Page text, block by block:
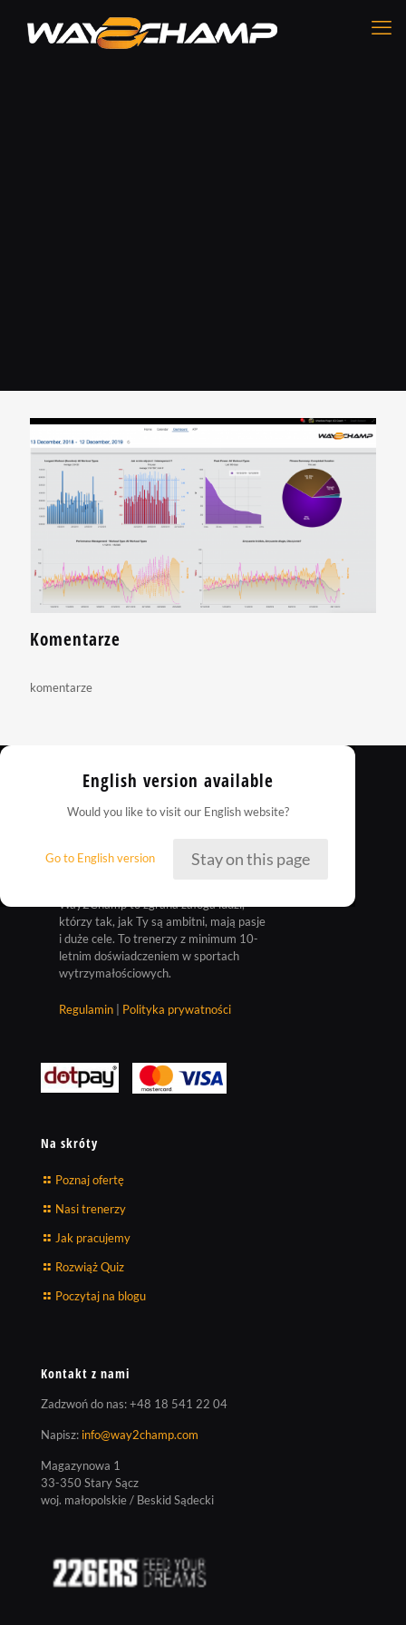
Komentarze
komentarze
Way2Champ to zgrana załoga ludzi,
którzy tak, jak Ty są ambitni, mają pasje
i duże cele. To trenerzy z minimum 10-
letnim doświadczeniem w sportach
wytrzymałościowych.
Regulamin Polityka prywatności
Na skróty
Poznaj ofertę
Nasi trenerzy
Jak pracujemy
Rozwiąż Quiz
Poczytaj na blogu
Kontakt z nami
Zadzwoń do nas:+48 18 541 22 04
Napisz: info@way2champ.com
Magazynowa 1
33-350 Stary Sącz
woj. małopolskie / Beskid Sądecki
English version available
Would you like to visit our English website?
Go to English version Stay on this page